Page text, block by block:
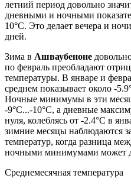
летний период довольно
дневными и ночными
10°C. Это делает вечера и
дней.
Зима в Ашваубеноне
по февраль преобладают
температуры. В январе и
среднем показывает около -
Ночные минимумы в эти
-9°C...-10°C, а дневные
нуля, колеблясь от -2.4°C в
зимние месяцы наблюдаются
температур, когда разница
ночными минимумами может
Среднемесячная температура